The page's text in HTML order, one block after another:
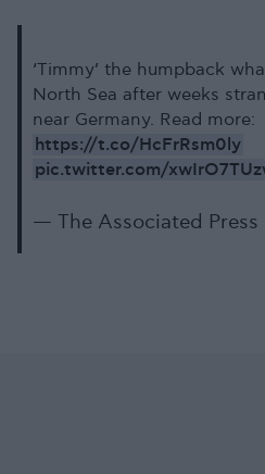
‘Timmy’ the humpback
North Sea after weeks
near Germany. Read more:
https://t.co/HcFrRsm0ly
pic.twitter.com/
— The Associated Press